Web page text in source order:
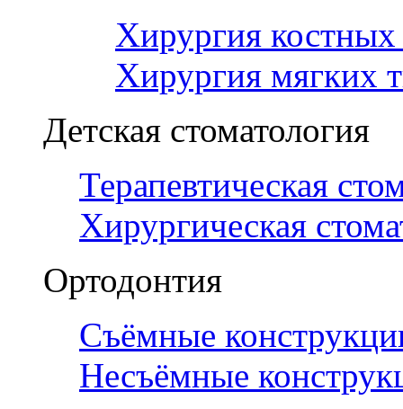
Хирургия костных
Хирургия мягких
Детская стоматология
Терапевтическая
Хирургическая
Ортодонтия
Съёмные
Несъёмные